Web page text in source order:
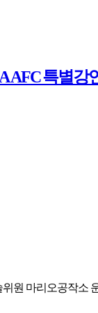
AFC 특별강
원 마리오공작소